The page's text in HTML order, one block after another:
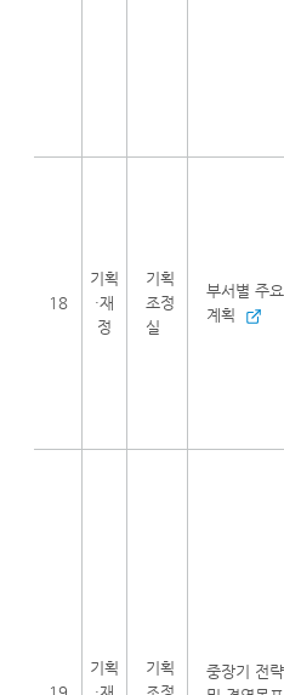
18
기획
·재
정
기획
조정
실
부서별 주요
계획
기획
기획
중장기 전략